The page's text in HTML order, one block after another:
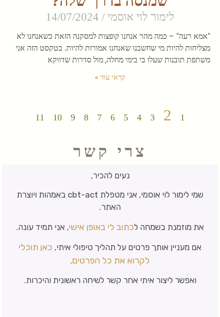
לימור לוי אוסמי
"אמא רעה" – כמה מהר אנחנו קופצות למסקנה הזאת כשאנחנו לא
מצליחות להיות מי שחשבנו שאנחנו אמורות להיות. בטקסט הזה אני
משתפת תובנות שעלו בי בימי מחלה, מול סדרות שדווקא
קראי עוד »
1
2
3
4
5
6
7
8
9
10
11
צרי קשר
נעים להכיר,
שמי לימור לוי אוסמי, אני מטפלת cbt-act באמהות ויוצרת
האתר.
את מוזמנת בשמחה לכתוב לי באופן אישי, אני תמיד עונה.
אם מעניין אותך פרטים על תהליך טיפולי איתי, כאן תוכלי
לקרוא את כל הפרטים.
ואפשר ליצור איתי אחר קשר לשיחה ראשונית והיכרות.